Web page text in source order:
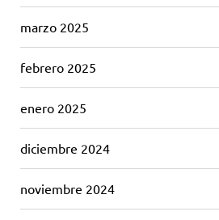
marzo 2025
febrero 2025
enero 2025
diciembre 2024
noviembre 2024